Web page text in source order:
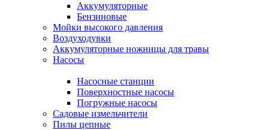
Аккумуляторные
Бензиновые
Мойки высокого давления
Воздуходувки
Аккумуляторные ножницы для травы
Насосы
Насосные станции
Поверхностные насосы
Погружные насосы
Садовые измельчители
Пилы цепные